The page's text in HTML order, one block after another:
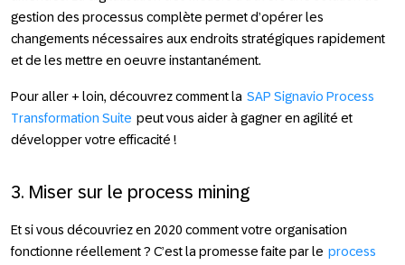
gestion des processus complète permet d’opérer les
changements nécessaires aux endroits stratégiques rapidement
et de les mettre en oeuvre instantanément.
Pour aller + loin, découvrez comment la SAP Signavio Process
Transformation Suite peut vous aider à gagner en agilité et
développer votre efficacité !
3. Miser sur le process mining
Et si vous découvriez en 2020 comment votre organisation
fonctionne réellement ? C’est la promesse faite par le process